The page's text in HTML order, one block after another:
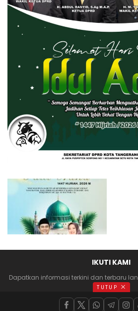
IKUTI KAMI
Dapatkan informasi terkini dan terbaru
anda
TUTUP